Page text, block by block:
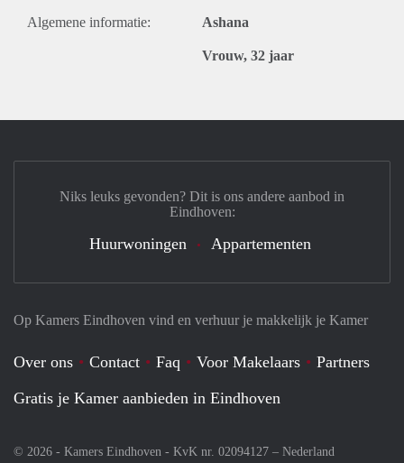
Algemene informatie: Ashana
Vrouw, 32 jaar
Op Kamers Eindhoven vind en verhuur je makkelijk je Kamer
Over ons Contact Faq Voor Makelaars
Partners
Gratis je Kamer aanbieden in Eindhoven
© 2026 - Kamers Eindhoven - KvK nr. 02094127 – Nederland
Niks leuks gevonden? Dit is ons andere aanbod in
Eindhoven:
Huurwoningen Appartementen